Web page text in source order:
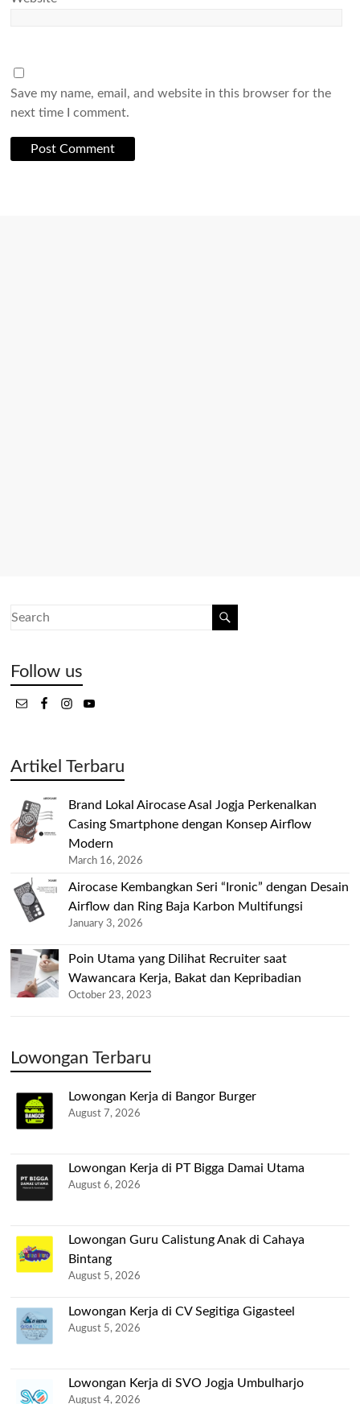
Save my name, email, and website in this browser for the
next time I comment.
Follow us
Artikel Terbaru
Brand Lokal Airocase Asal Jogja Perkenalkan
Casing Smartphone dengan Konsep Airflow
Modern
March 16, 2026
Airocase Kembangkan Seri “Ironic” dengan Desain
Airflow dan Ring Baja Karbon Multifungsi
January 3, 2026
Poin Utama yang Dilihat Recruiter saat
Wawancara Kerja, Bakat dan Kepribadian
October 23, 2023
Lowongan Terbaru
Lowongan Kerja di Bangor Burger
August 7, 2026
Lowongan Kerja di PT Bigga Damai Utama
August 6, 2026
Lowongan Guru Calistung Anak di Cahaya
Bintang
August 5, 2026
Lowongan Kerja di CV Segitiga Gigasteel
August 5, 2026
Lowongan Kerja di SVO Jogja Umbulharjo
August 4, 2026